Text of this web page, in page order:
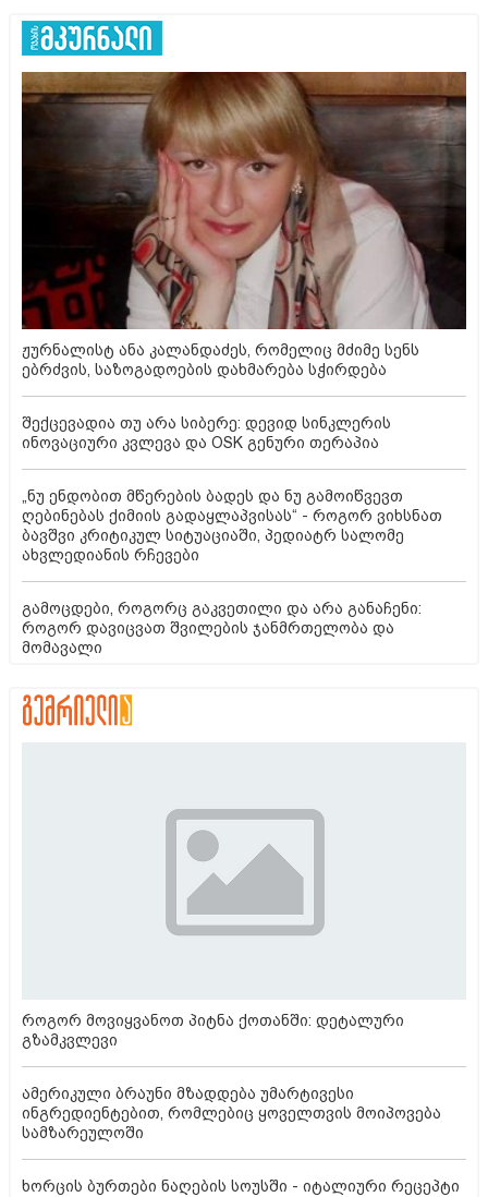
ჟურნალისტ ანა კალანდაძეს, რომელიც მძიმე სენს
ებრძვის, საზოგადოების დახმარება სჭირდება
შექცევადია თუ არა სიბერე: დევიდ სინკლერის
ინოვაციური კვლევა და OSK გენური თერაპია
„ნუ ენდობით მწერების ბადეს და ნუ გამოიწვევთ
ღებინებას ქიმიის გადაყლაპვისას“ - როგორ ვიხსნათ
ბავშვი კრიტიკულ სიტუაციაში, პედიატრ სალომე
ახვლედიანის რჩევები
გამოცდები, როგორც გაკვეთილი და არა განაჩენი:
როგორ დავიცვათ შვილების ჯანმრთელობა და
მომავალი
როგორ მოვიყვანოთ პიტნა ქოთანში: დეტალური
გზამკვლევი
ამერიკული ბრაუნი მზადდება უმარტივესი
ინგრედიენტებით, რომლებიც ყოველთვის მოიპოვება
სამზარეულოში
ხორცის ბურთები ნაღების სოუსში - იტალიური რეცეპტი